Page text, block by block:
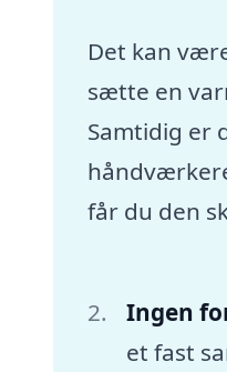
Det kan
sætte en
Samtidig er
får du den
Ingen
et fast